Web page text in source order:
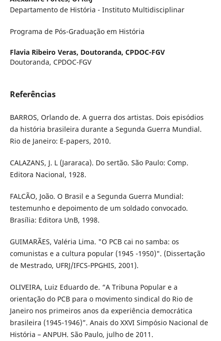
Departamento de História - Instituto Multidisciplinar
Programa de Pós-Graduação em História
Flavia Ribeiro Veras, Doutoranda, CPDOC-FGV
Doutoranda, CPDOC-FGV
Referências
BARROS, Orlando de. A guerra dos artistas. Dois episódios
da história brasileira durante a Segunda Guerra Mundial.
Rio de Janeiro: E-papers, 2010.
CALAZANS, J. L (Jararaca). Do sertão. São Paulo: Comp.
Editora Nacional, 1928.
FALCÃO, João. O Brasil e a Segunda Guerra Mundial:
testemunho e depoimento de um soldado convocado.
Brasília: Editora UnB, 1998.
GUIMARÃES, Valéria Lima. "O PCB cai no samba: os
comunistas e a cultura popular (1945 -1950)". (Dissertação
de Mestrado, UFRJ/IFCS-PPGHIS, 2001).
OLIVEIRA, Luiz Eduardo de. “A Tribuna Popular e a
orientação do PCB para o movimento sindical do Rio de
Janeiro nos primeiros anos da experiência democrática
brasileira (1945-1946)”. Anais do XXVI Simpósio Nacional de
História – ANPUH. São Paulo, julho de 2011.